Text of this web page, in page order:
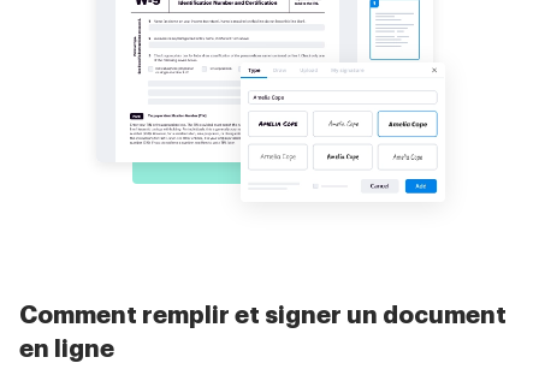
Comment remplir et signer un document
en ligne